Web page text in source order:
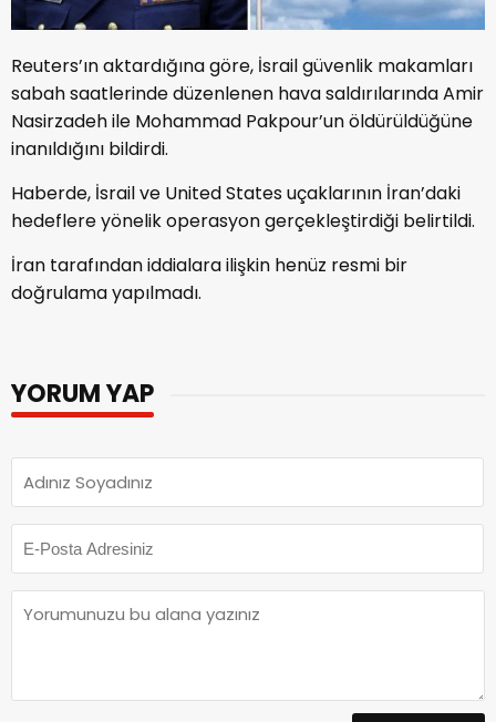
Reuters’ın aktardığına göre, İsrail güvenlik makamları
sabah saatlerinde düzenlenen hava saldırılarında Amir
Nasirzadeh ile Mohammad Pakpour’un öldürüldüğüne
inanıldığını bildirdi.
Haberde, İsrail ve United States uçaklarının İran’daki
hedeflere yönelik operasyon gerçekleştirdiği belirtildi.
İran tarafından iddialara ilişkin henüz resmi bir
doğrulama yapılmadı.
YORUM YAP